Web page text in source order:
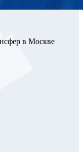
в Москве